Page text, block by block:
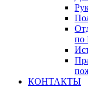
по
КОНТАКТЫ